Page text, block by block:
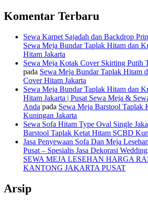
Komentar Terbaru
Sewa Karpet Sajadah dan Backdrop
Sewa Meja Bundar Taplak Hitam dan
Hitam Jakarta
Sewa Meja Kotak Cover Skirting Putih
pada Sewa Meja Bundar Taplak Hitam
Cover Hitam Jakarta
Sewa Meja Bundar Taplak Hitam dan
Hitam Jakarta | Pusat Sewa Meja &
Anda pada Sewa Meja Barstool Taplak
Kuningan Jakarta
Sewa Sofa Hitam Type Oval Single
Barstool Taplak Ketat Hitam SCBD
Jasa Penyewaan Sofa Dan Meja
Pusat – Spesialis Jasa Dekorasi
SEWA MEJA LESEHAN HARGA
KANTONG JAKARTA PUSAT
Arsip